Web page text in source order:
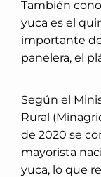
También
yuca es el
importante
panelera, el
Según el
Rural
de 2020 se
mayorista
yuca, lo que